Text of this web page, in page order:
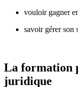
vouloir gagner
savoir gérer son
La formation
juridique